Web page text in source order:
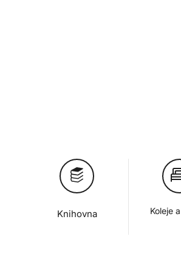
Knihovna Koleje